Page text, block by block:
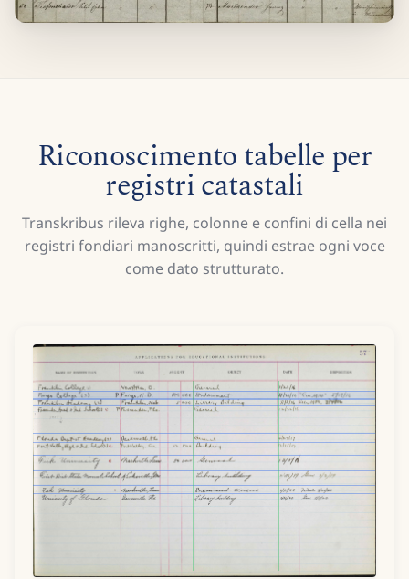
Riconoscimento tabelle per
registri catastali
Transkribus rileva righe, colonne e confini di cella nei
registri fondiari manoscritti, quindi estrae ogni voce
come dato strutturato.